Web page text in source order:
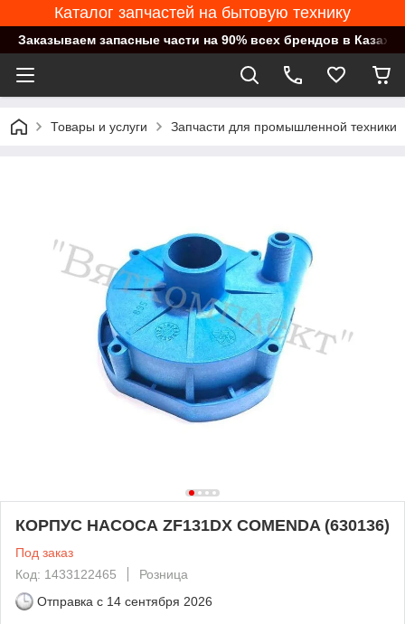
Каталог запчастей на бытовую технику
Заказываем запасные части на 90% всех брендов в
Товары и услуги Запчасти для промышленной техники
КОРПУС НАСОСА ZF131DX COMENDA (630136)
Под заказ
Код: 1433122465
Розница
Отправка с 14 сентября 2026